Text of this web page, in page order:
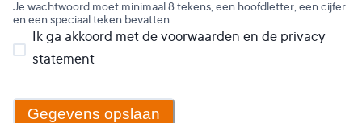
Je wachtwoord moet minimaal 8 tekens, een hoofdletter, een cijfer
en een speciaal teken bevatten.
Ik ga akkoord met de voorwaarden en de privacy
statement
Gegevens opslaan